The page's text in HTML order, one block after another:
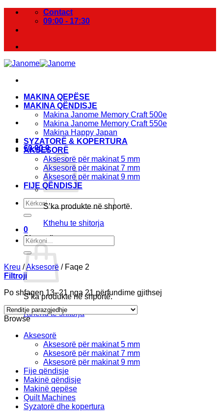
Skip
content
Contact
09:00 - 17:30
MAKINA QEPËSE
MAKINA QËNDISJE
Makina Janome Memory Craft 500e
Makina Janome Memory Craft 550e
Makina Happy Japan
SYZATORË & KOPERTURA
AKSESORË
Aksesorë për makinat 5 mm
Aksesorë për makinat 7 mm
Aksesorë për makinat 9 mm
FIJE QËNDISJE
Kërko
për:
0
Shportë
S’ka produkte në shportë.
Kthehu te shitorja
€0.00 0
S’ka produkte në shportë.
Kthehu te shitorja
Kërko
për:
Kreu /Aksesorë /Faqe 2
Filtroji
Po shfaqen 13–21 nga 21 përfundime gjithsej
Browse
Aksesorë
Aksesorë për makinat 5 mm
Aksesorë për makinat 7 mm
Aksesorë për makinat 9 mm
Fije qëndisje
Makinë qëndisje
Makinë qepëse
Quilt Machines
Syzatorë dhe kopertura